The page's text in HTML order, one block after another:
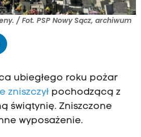
/ Fot. PSP Nowy Sącz, archiwum
ubiegłego roku pożar
zniszczyłpochodzącą z
świątynię. Zniszczone
wyposażenie.